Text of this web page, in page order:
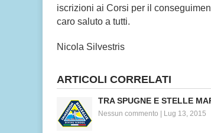
iscrizioni ai Corsi per il
caro saluto a tutti.
Nicola Silvestris
ARTICOLI CORRELATI
TRA SPUGNE E STELLE
Nessun commento Lug 13, 2015